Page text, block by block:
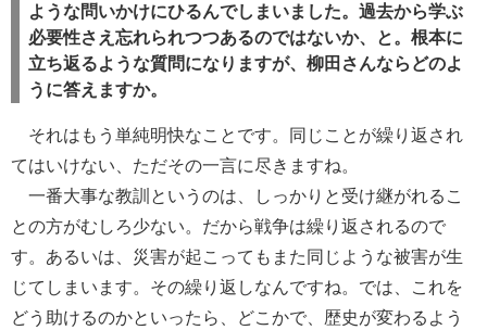
ような問いかけにひるんでしまいました。過去から学ぶ
必要性さえ忘れられつつあるのではないか、と。根本に
立ち返るような質問になりますが、柳田さんならどのよ
うに答えますか。
それはもう単純明快なことです。同じことが繰り返され
てはいけない、ただその一言に尽きますね。
一番大事な教訓というのは、しっかりと受け継がれるこ
との方がむしろ少ない。だから戦争は繰り返されるので
す。あるいは、災害が起こってもまた同じような被害が生
じてしまいます。その繰り返しなんですね。では、これを
どう助けるのかといったら、どこかで、歴史が変わるよう